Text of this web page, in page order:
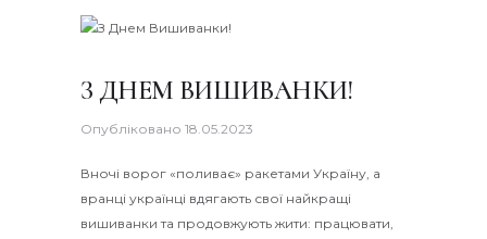
З ДНЕМ ВИШИВАНКИ!
Опубліковано 18.05.2023
Вночі ворог «поливає» ракетами Україну, а
вранці українці вдягають свої найкращі
вишиванки та продовжують жити: працювати,